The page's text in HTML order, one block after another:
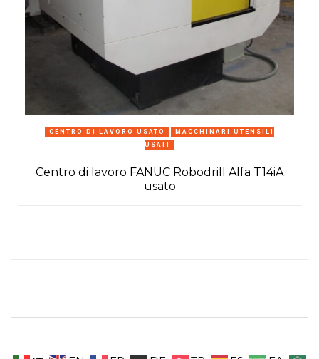
CENTRO DI LAVORO USATO
MACCHINARI UTENSILI
USATI
Centro di lavoro FANUC Robodrill Alfa T14iA
usato